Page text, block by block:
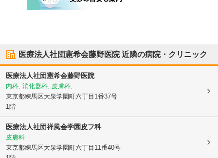
医療法人社団憲希会藤野医院近隣の病院・クリニック
医療法人社団憲希会藤野医院
内科, 消化器科, 皮膚科, ...
東京都練馬区大泉学園町六丁目1番37号
1階
医療法人社団祥風会学園皮フ科
皮膚科
東京都練馬区大泉学園町六丁目11番40号